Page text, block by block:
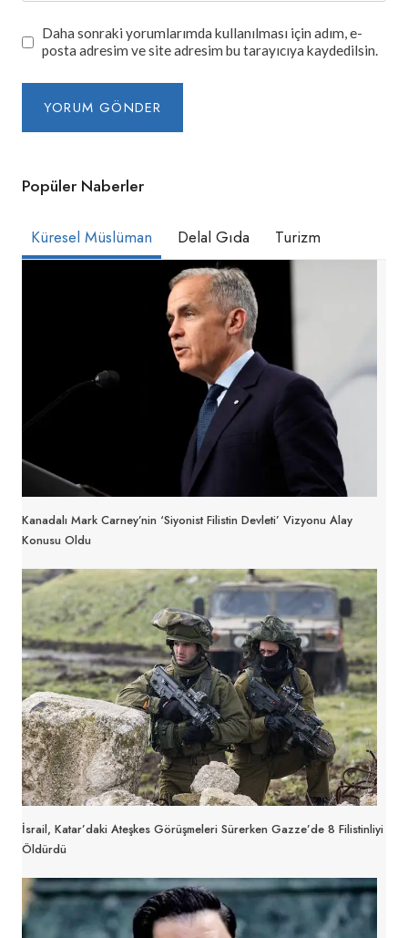
Daha sonraki yorumlarımda kullanılması için adım, e-
posta adresim ve site adresim bu tarayıcıya kaydedilsin.
Popüler Naberler
Küresel Müslüman Delal Gıda Turizm
Kanadalı Mark Carney’nin ‘Siyonist Filistin Devleti’ Vizyonu Alay
Konusu Oldu
İsrail, Katar’daki Ateşkes Görüşmeleri Sürerken Gazze’de 8 Filistinliyi
Öldürdü